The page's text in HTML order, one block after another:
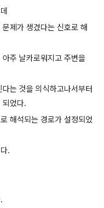
제가 생겼다는 신호로 해
주 날카로워지고 주변을
는 것을 의식하고나서부터
되었다.
해석되는 경로가 설정되었
.